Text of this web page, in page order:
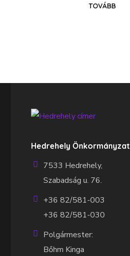
TOVÁBB
Hedrehely Önkormányzat
7533 Hedrehely,
Szabadság u. 76.
+36 82/581-003
+36 82/581-030
Polgármester:
Bőhm Kinga